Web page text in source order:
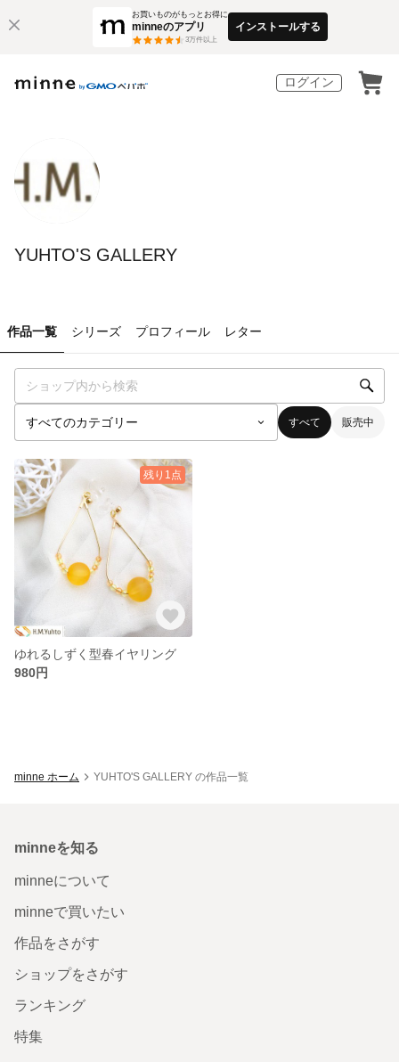
お買いものがもっとお得に
minneのアプリ
3万件以上
インストールする
ログイン
YUHTO'S GALLERY
作品一覧 シリーズ プロフィール レター
すべて 販売中
残り1点
ゆれるしずく型春イヤリング
980円
minne ホーム YUHTO'S GALLERY の作品一覧
minneを知る
minneについて
minneで買いたい
作品をさがす
ショップをさがす
ランキング
特集